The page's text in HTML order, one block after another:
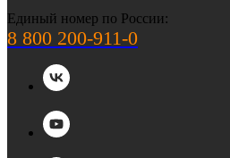
Единый номер по России:
8 800 200-911-0